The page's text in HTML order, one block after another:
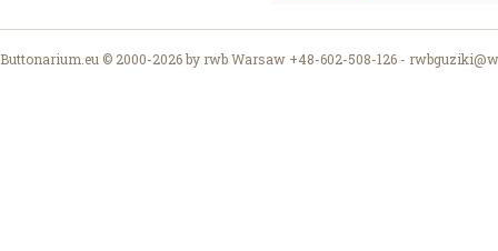
Buttonarium.eu © 2000-2026 by rwb Warsaw +48-602-508-126 -